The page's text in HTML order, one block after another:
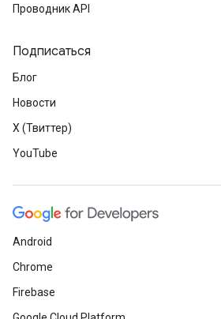
Проводник API
Подписаться
Блог
Новости
X (Твиттер)
YouTube
Android
Chrome
Firebase